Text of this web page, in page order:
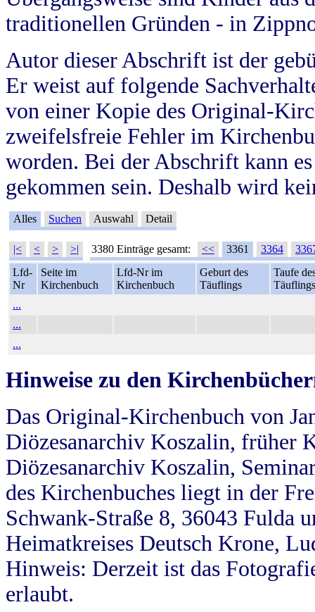
traditionellen Gründen - in
Autor dieser Abschrift ist der
Er weist auf folgende
von einer Kopie des Original-
zweifelsfreie Fehler im
worden. Bei der Abschrift kann
gekommen sein. Deshalb wird
Alles Suchen Auswahl Detail
|< < > >| 3380 Einträge gesamt: << 3361 3364
Lfd-
Nr
Seite im
Kirchenbuch
Lfd-Nr im
Kirchenbuch
Geburt des
Täuflings
Taufe
Täuflings
...
...
...
Hinweise zu den
Das Original-Kirchenbuch von
Diözesanarchiv Koszalin, früher
Diözesanarchiv Koszalin,
des Kirchenbuches liegt in der
Schwank-Straße 8, 36043 Fulda
Heimatkreises Deutsch Krone,
Hinweis: Derzeit ist das
erlaubt.